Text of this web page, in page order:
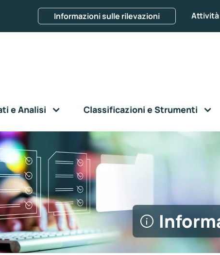
Informazioni sulle rilevazioni Attività
e Analisi Classificazioni e Strumenti